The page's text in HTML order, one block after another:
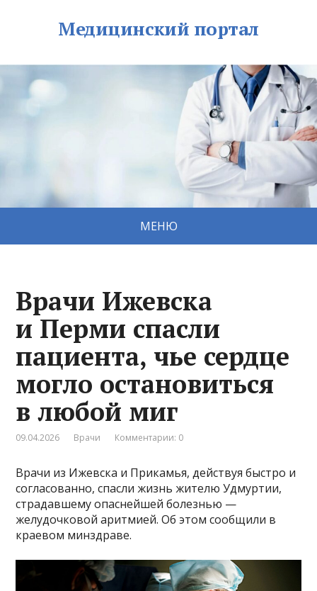
Медицинский портал
МЕНЮ
Врачи Ижевска
и Перми спасли
пациента, чье сердце
могло остановиться
в любой миг
09.04.2026 Врачи Комментарии: 0
Врачи из Ижевска и Прикамья, действуя быстро и
согласованно, спасли жизнь жителю Удмуртии,
страдавшему опаснейшей болезнью —
желудочковой аритмией. Об этом сообщили в
краевом минздраве.